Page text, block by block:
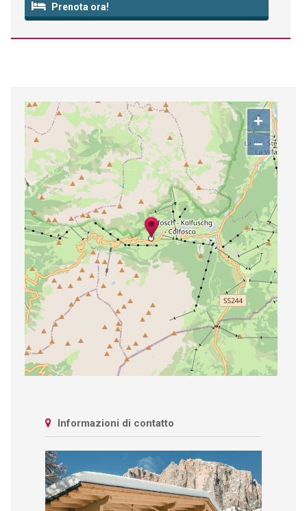
Prenota ora!
+
−
Informazioni di contatto